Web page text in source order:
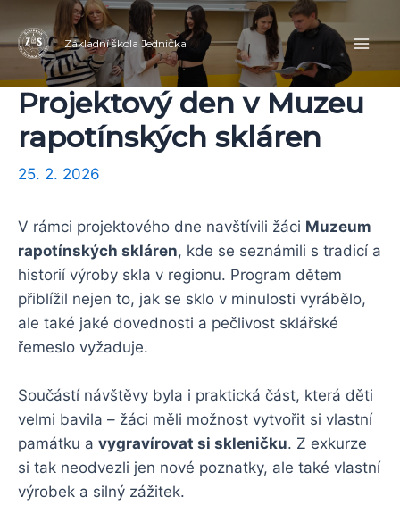
Přeskočit
na
obsah
Základní škola Jednička
Projektový den v Muzeu
rapotínských skláren
25. 2. 2026
V rámci projektového dne navštívili žáci Muzeum
rapotínských skláren, kde se seznámili s tradicí a
historií výroby skla v regionu. Program dětem
přiblížil nejen to, jak se sklo v minulosti vyrábělo,
ale také jaké dovednosti a pečlivost sklářské
řemeslo vyžaduje.
Součástí návštěvy byla i praktická část, která děti
velmi bavila – žáci měli možnost vytvořit si vlastní
památku a vygravírovat si skleničku. Z exkurze
si tak neodvezli jen nové poznatky, ale také vlastní
výrobek a silný zážitek.
Navigace
pro
příspěvek